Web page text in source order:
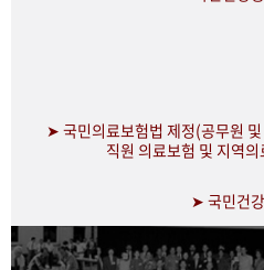
➤ 국민의료보험법 제정(공무원
직원 의료보험 및 지역
➤ 국민건